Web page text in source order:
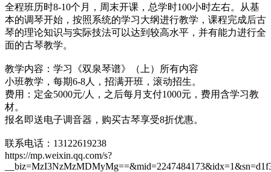
全程班历时8-10个月，周末开课，总学时100小时左右。从基
本的调琴开始，按照系统的学习大纲进行教学，课程完成后古
琴的理论知识与实际技法可以达到较高水平，并有能力进行全
面的古琴教学。
教学内容：学习《双泉琴谱》（上）所有内容
小班教学，每期6-8人，招满开班，滚动招生。
费用：定金5000元/人，之后每月支付1000元，费用含学习教
材。
报名即送电子调音器，购买古琴享受8折优惠。
联系电话：13122619238
https://mp.weixin.qq.com/s?